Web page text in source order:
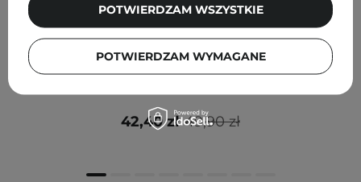
Mary&May - Collagen Booster Lotion - Kolagenowa
49,90 zł
42,40 zł
POTWIERDZAM WYMAGANE
POTWIERDZAM WSZYSTKIE